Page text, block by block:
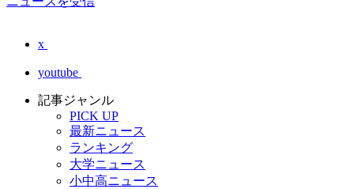
x
youtube
記事ジャンル
PICK UP
最新ニュース
ランキング
大学ニュース
小中高ニュース